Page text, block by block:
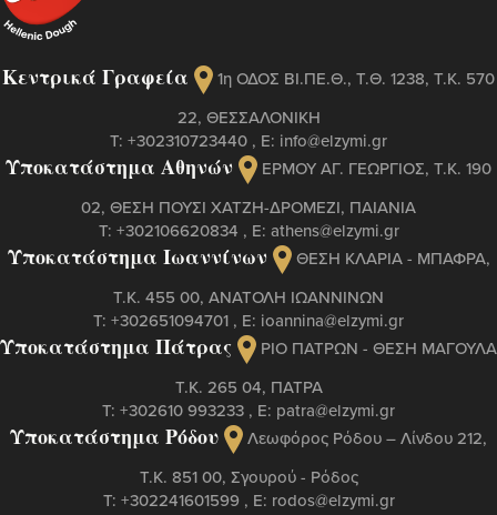
Κεντρικά Γραφεία
1η ΟΔΟΣ ΒΙ.ΠΕ.Θ., Τ.Θ. 1238, Τ.Κ. 570
22, ΘΕΣΣΑΛΟΝΙΚΗ
Τ: +302310723440 , Ε: info@elzymi.gr
Υποκατάστημα Αθηνών
ΕΡΜΟΥ ΑΓ. ΓΕΩΡΓΙΟΣ, T.K. 190
02, ΘΕΣΗ ΠΟΥΣΙ ΧΑΤΖΗ-ΔΡΟΜΕΖΙ, ΠΑΙΑΝΙΑ
Τ: +302106620834 , Ε: athens@elzymi.gr
Υποκατάστημα Ιωαννίνων
ΘΕΣΗ ΚΛΑΡΙΑ - ΜΠΑΦΡΑ,
Τ.Κ. 455 00, ΑΝΑΤΟΛΗ ΙΩΑΝΝΙΝΩΝ
Τ: +302651094701 , Ε: ioannina@elzymi.gr
Υποκατάστημα Πάτρας
ΡΙΟ ΠΑΤΡΩΝ - ΘΕΣΗ ΜΑΓΟΥΛΑ
Τ.Κ. 265 04, ΠΑΤΡΑ
Τ: +302610 993233 , Ε: patra@elzymi.gr
Υποκατάστημα Ρόδου
Λεωφόρος Ρόδου – Λίνδου 212,
T.K. 851 00, Σγουρού - Ρόδος
Τ: +302241601599 , Ε: rodos@elzymi.gr